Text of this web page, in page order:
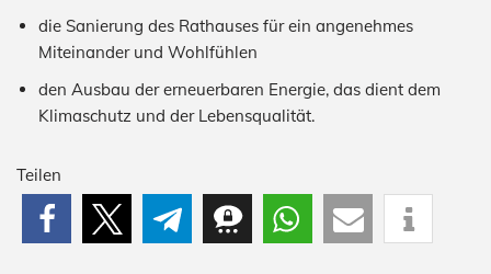
die Sanierung des Rathauses für ein angenehmes
Miteinander und Wohlfühlen
den Ausbau der erneuerbaren Energie, das dient dem
Klimaschutz und der Lebensqualität.
Teilen